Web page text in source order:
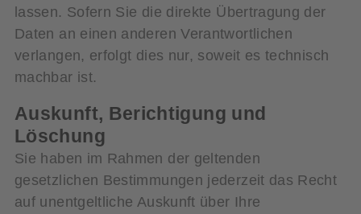
lassen. Sofern Sie die direkte Übertragung der
Daten an einen anderen Verantwortlichen
verlangen, erfolgt dies nur, soweit es technisch
machbar ist.
Auskunft, Berichtigung und
Löschung
Sie haben im Rahmen der geltenden
gesetzlichen Bestimmungen jederzeit das Recht
auf unentgeltliche Auskunft über Ihre